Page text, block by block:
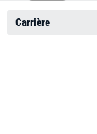
Carrière